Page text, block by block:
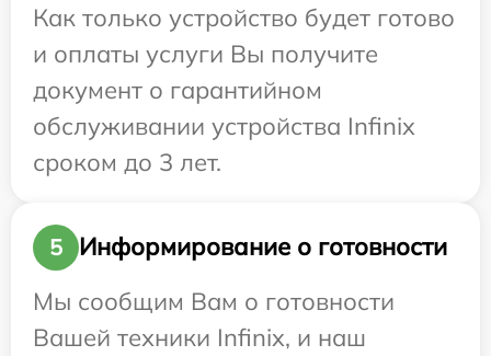
Как только устройство будет готово
и оплаты услуги Вы получите
документ о гарантийном
обслуживании устройства Infinix
сроком до 3 лет.
5
Информирование о готовности
Мы сообщим Вам о готовности
Вашей техники Infinix, и наш